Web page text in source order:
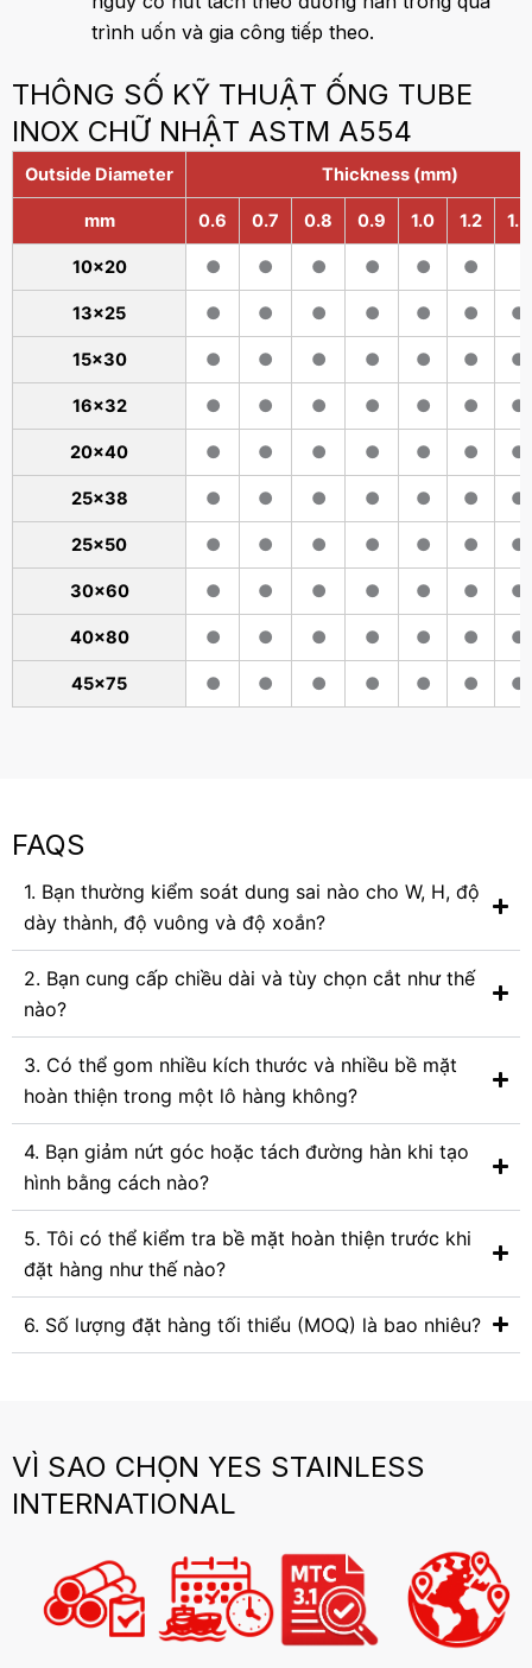
trình uốn và gia công tiếp theo.
THÔNG SỐ KỸ THUẬT ỐNG TUBE
INOX CHỮ NHẬT ASTM A554
Outside Diameter Thickness (mm)
mm 0.6 0.7 0.8 0.9 1.0 1.2 1.5
10x20 ● ● ● ● ● ●
13x25 ● ● ● ● ● ● ●
15x30 ● ● ● ● ● ● ●
16x32 ● ● ● ● ● ● ●
20x40 ● ● ● ● ● ● ●
25x38 ● ● ● ● ● ● ●
25x50 ● ● ● ● ● ● ●
30x60 ● ● ● ● ● ● ●
40x80 ● ● ● ● ● ● ●
45x75 ● ● ● ● ● ● ●
FAQS
1. Bạn thường kiểm soát dung sai nào cho W, H, độ
dày thành, độ vuông và độ xoắn?
2. Bạn cung cấp chiều dài và tùy chọn cắt như thế
nào?
3. Có thể gom nhiều kích thước và nhiều bề mặt
hoàn thiện trong một lô hàng không?
4. Bạn giảm nứt góc hoặc tách đường hàn khi tạo
hình bằng cách nào?
5. Tôi có thể kiểm tra bề mặt hoàn thiện trước khi
đặt hàng như thế nào?
6. Số lượng đặt hàng tối thiểu (MOQ) là bao nhiêu?
VÌ SAO CHỌN YES STAINLESS
INTERNATIONAL